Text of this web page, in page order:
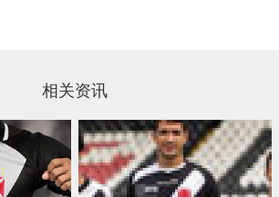
相关资讯